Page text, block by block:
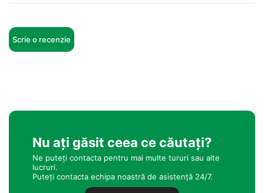
Scrie o recenzie
Nu ați găsit ceea ce căutați?
Ne puteți contacta pentru mai multe tururi sau alte
lucruri.
Puteți contacta echipa noastră de asistență 24/7.